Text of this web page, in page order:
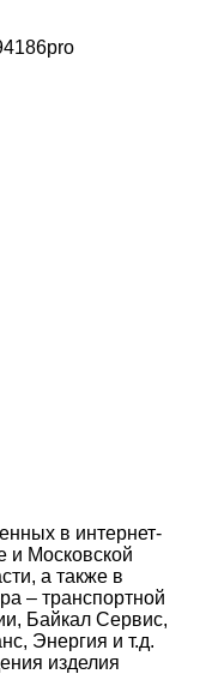
в интернет-
и Московской
а также в
– транспортной
Байкал Сервис,
Энергия и т.д.
изделия